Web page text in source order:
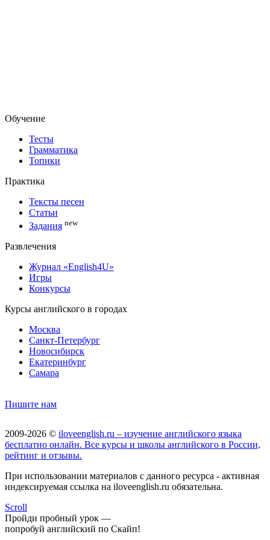
Обучение
Тесты
Грамматика
Топики
Практика
Тексты песен
Статьи
Задания new
Развлечения
Журнал «English4U»
Игры
Конкурсы
Курсы английского в городах
Москва
Санкт-Петербург
Новосибирск
Екатеринбург
Самара
Пишите нам
2009-2026 © iloveenglish.ru – изучение английского языка
бесплатно онлайн. Все курсы и школы английского в России,
рейтинг и отзывы.
При использовании материалов с данного ресурса - активная
индексируемая ссылка на iloveenglish.ru обязательна.
Scroll
Пройди пробный урок —
попробуй английский по Скайп!